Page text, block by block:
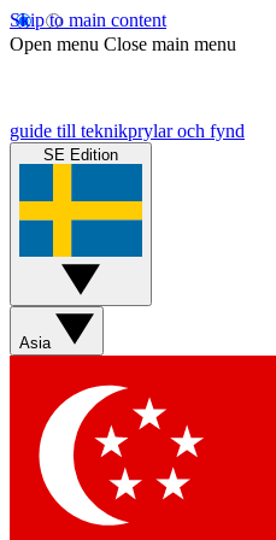
Skip to main content
Open menu Close main menu
guide till teknikprylar och fynd
SE Edition
Asia